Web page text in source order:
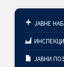
ЈАВНЕ
ЈАВНИ